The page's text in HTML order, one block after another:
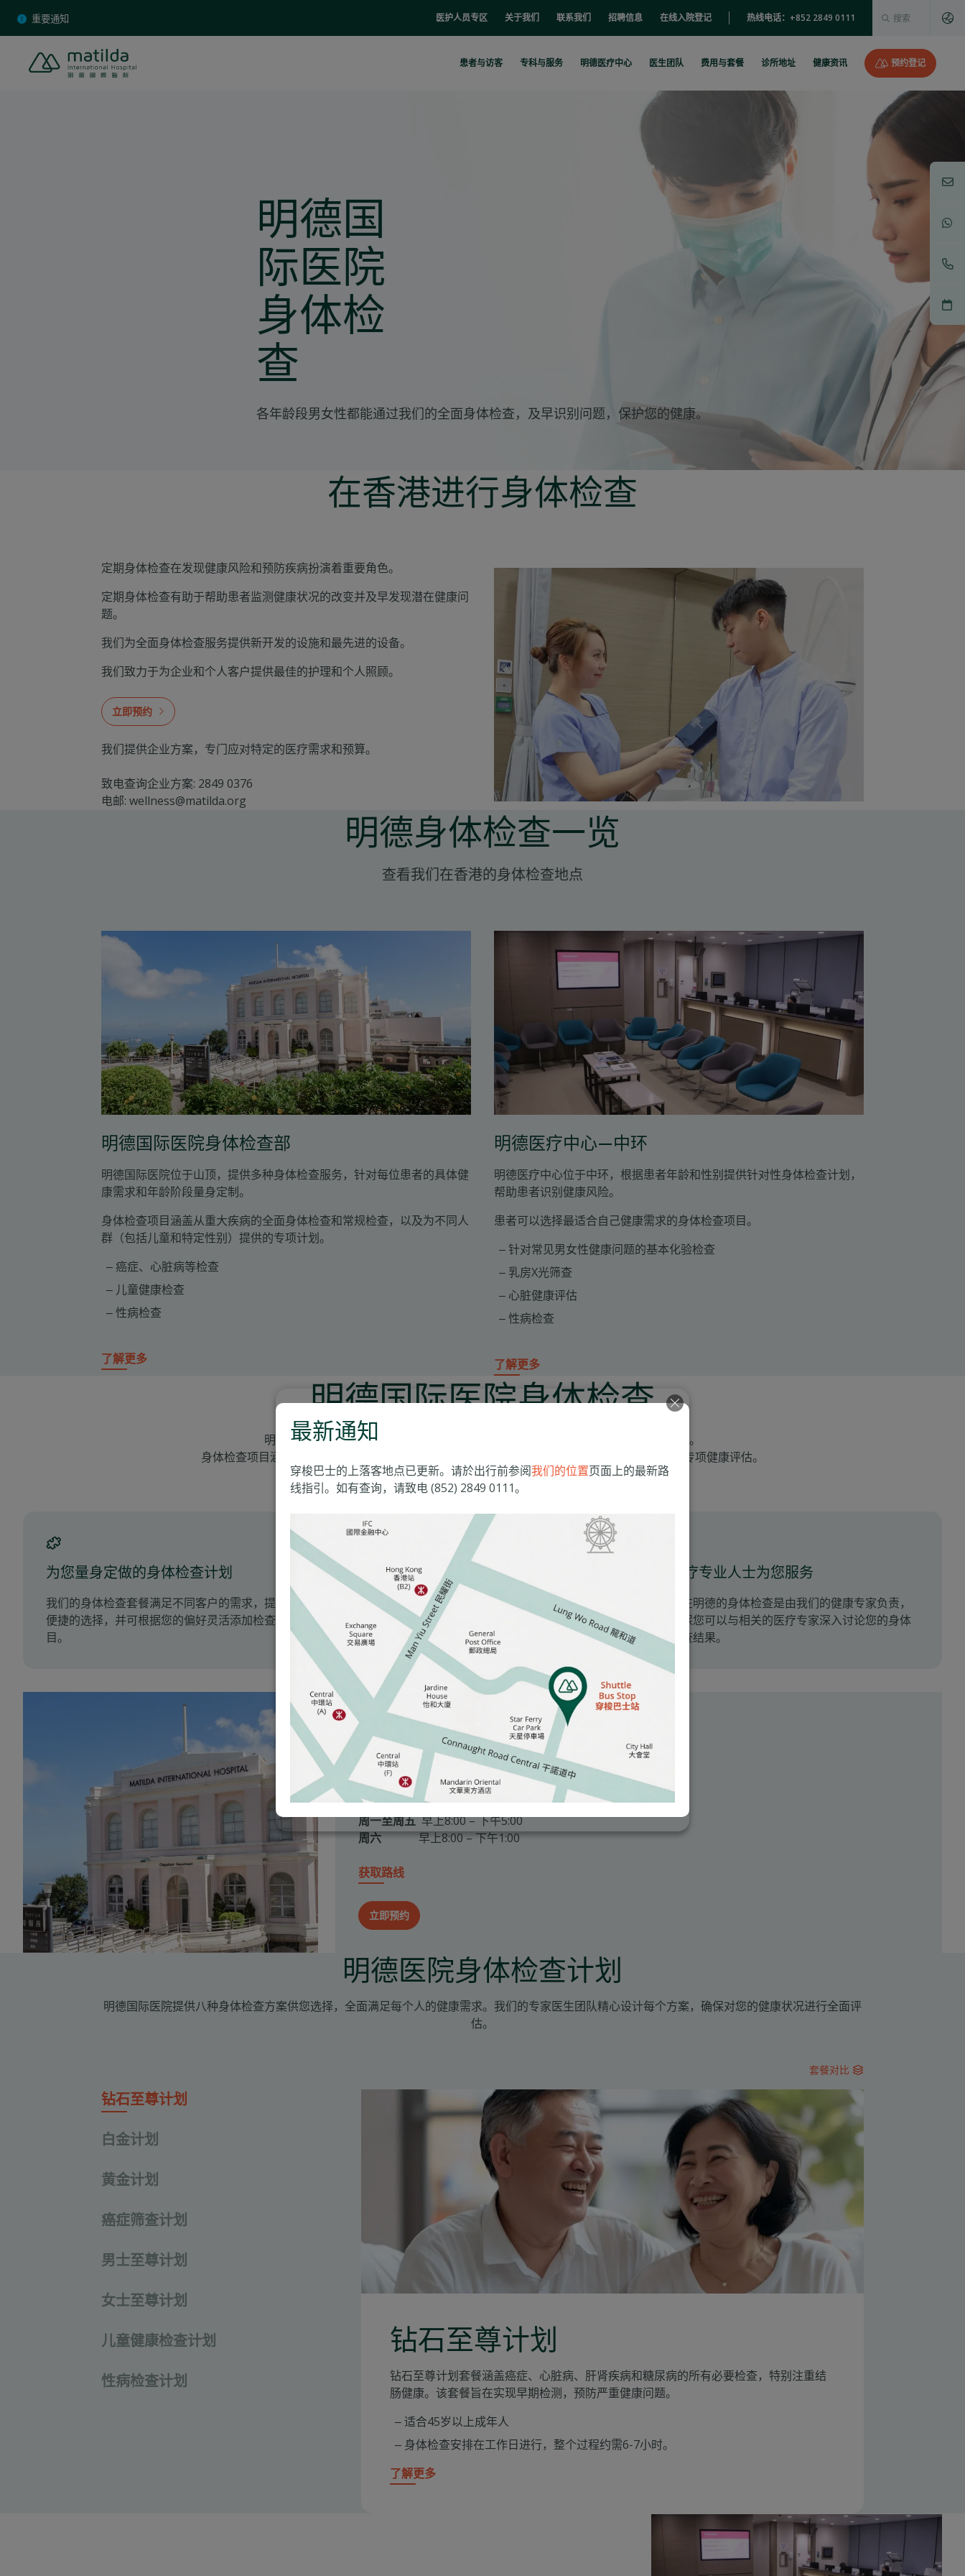
重要通知 医护人员专区 关于我们 联系我们 招聘信息 在线入院登记 热线电话：+852 2849 0111
患者与访客
专科与服务 明德医疗中心 医生团队 费用与套餐 诊所地址 健康资讯 预约登记
明德国
际医院
身体检
查
各年龄段男女性都能通过我们的全面身体检查，及早识别问题，保护您的健康。
在香港进行身体检查
定期身体检查在发现健康风险和预防疾病扮演着重要角色。
定期身体检查有助于帮助患者监测健康状况的改变并及早发现潜在健康问
题。
我们为全面身体检查服务提供新开发的设施和最先进的设备。
我们致力于为企业和个人客户提供最佳的护理和个人照顾。
立即预约
我们提供企业方案，专门应对特定的医疗需求和预算。
致电查询企业方案: 2849 0376
电邮: wellness@matilda.org
明德身体检查一览
查看我们在香港的身体检查地点
明德国际医院身体检查部
明德国际医院位于山顶，提供多种身体检查服务，针对每位患者的具体健
康需求和年龄阶段量身定制。
身体检查项目涵盖从重大疾病的全面身体检查和常规检查，以及为不同人
群（包括儿童和特定性别）提供的专项计划。
癌症、心脏病等检查
儿童健康检查
性病检查
了解更多
明德医疗中心—中环
明德医疗中心位于中环，根据患者年龄和性别提供针对性身体检查计划，
帮助患者识别健康风险。
患者可以选择最适合自己健康需求的身体检查项目。
针对常见男女性健康问题的基本化验检查
乳房X光筛查
心脏健康评估
性病检查
了解更多
明德国际医院身体检查
明德国际医院位于山顶，提供根据您的健康需求和年龄阶段量身定制的身体检查计划。
身体检查项目涵盖重大疾病全面身体检查和常规检查且为不同人群（包括儿童和特定性别）提供专项健康评估。
为您量身定做的身体检查计划
我们的身体检查套餐满足不同客户的需求，提供
便捷的选择，并可根据您的偏好灵活添加检查项
目。
提供定制化护理
明德的身体检查计划确保每位患者都能得到个性
化的关注，为患者营造积极的体验。
医疗专业人士为您服务
您在明德的身体检查是由我们的健康专家负责，
确保您可以与相关的医疗专家深入讨论您的身体
检查结果。
明德国际医院
香港山顶加列山道41号
(852) 2849 0338
assessment@matilda.org
周一至周五 早上8:00 – 下午5:00
周六早上8:00 – 下午1:00
获取路线
立即预约
明德医院身体检查计划
明德国际医院提供八种身体检查方案供您选择，全面满足每个人的健康需求。我们的专家医生团队精心设计每个方案，确保对您的健康状况进行全面评
估。
套餐对比
钻石至尊计划
白金计划
黄金计划
癌症筛查计划
男士至尊计划
女士至尊计划
儿童健康检查计划
性病检查计划
钻石至尊计划
钻石至尊计划 套餐涵盖癌症、心脏病、肝肾疾病和糖尿病的所有必要检查，特别注重结
肠健康。该套餐旨在实现早期检测，预防严重健康问题。
适合45岁以上成年人
身体检查安排在工作日进行，整个过程约需6-7小时。
了解更多
最新通知
穿梭巴士的上落客地点已更新。请於出行前参阅我们的位置页面上的最新路
线指引。如有查询，请致电 (852) 2849 0111。